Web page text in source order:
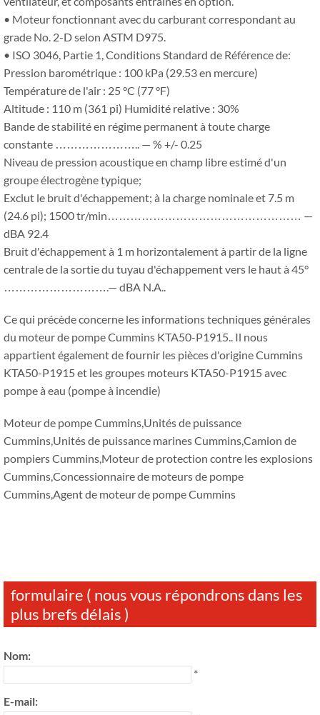
• Moteur fonctionnant avec du carburant correspondant au
grade No. 2-D selon ASTM D975.
• ISO 3046, Partie 1, Conditions Standard de Référence de:
Pression barométrique : 100 kPa (29.53 en mercure)
Température de l'air : 25 °C (77 °F)
Altitude : 110 m (361 pi) Humidité relative : 30%
Bande de stabilité en régime permanent à toute charge
constante ………………….. — % +/- 0.25
Niveau de pression acoustique en champ libre estimé d'un
groupe électrogène typique;
Exclut le bruit d'échappement; à la charge nominale et 7.5 m
(24.6 pi); 1500 tr/min…………………………………………… —
dBA 92.4
Bruit d'échappement à 1 m horizontalement à partir de la ligne
centrale de la sortie du tuyau d'échappement vers le haut à 45°
……………………….— dBA N.A..
Ce qui précède concerne les informations techniques générales
du moteur de pompe Cummins KTA50-P1915.. Il nous
appartient également de fournir les pièces d'origine Cummins
KTA50-P1915 et les groupes moteurs KTA50-P1915 avec
pompe à eau (pompe à incendie)
Moteur de pompe Cummins,Unités de puissance
Cummins,Unités de puissance marines Cummins,Camion de
pompiers Cummins,Moteur de protection contre les explosions
Cummins,Concessionnaire de moteurs de pompe
Cummins,Agent de moteur de pompe Cummins
formulaire ( nous vous répondrons dans les
plus brefs délais )
Nom:
*
E-mail: